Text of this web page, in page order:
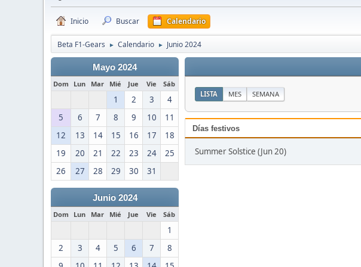
Inicio Buscar Calendario
Beta F1-Gears ► Calendario ► Junio 2024
Mayo 2024
Dom Lun Mar Mié Jue Vie Sáb
1 2 3
4
5
6 7 8 9 10
11
12
13 14 15 16 17
18
19
20 21 22 23 24
25
26
27 28 29 30 31
Junio 2024
Dom Lun Mar Mié Jue Vie Sáb
1
2
3 4 5 6 7
8
LISTA MES SEMANA
Días festivos
Summer Solstice (Jun 20)